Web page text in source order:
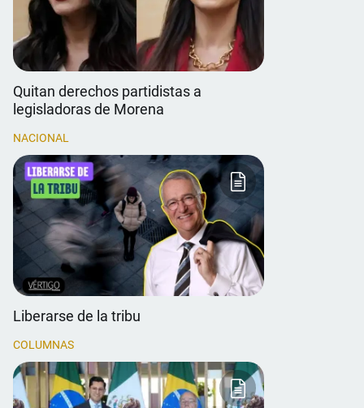
Quitan derechos partidistas a
legisladoras de Morena
NACIONAL
Liberarse de la tribu
COLUMNAS